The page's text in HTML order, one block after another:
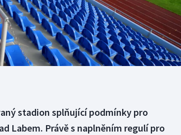
Plavání
Plážový volejbal
Ostatní
stadion splňující podmínky pro
Labem. Právě s naplněním regulí pro